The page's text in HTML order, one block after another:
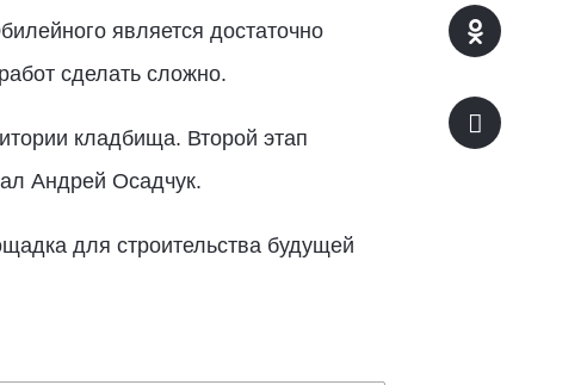
является достаточно
сделать сложно.
кладбища. Второй этап
Андрей Осадчук.
для строительства будущей